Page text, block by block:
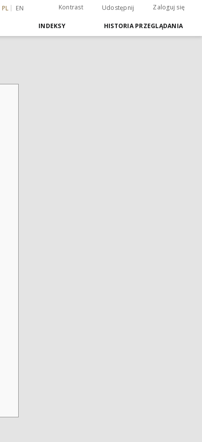
PL EN Kontrast Udostępnij Zaloguj się
INDEKSY HISTORIA PRZEGLĄDANIA